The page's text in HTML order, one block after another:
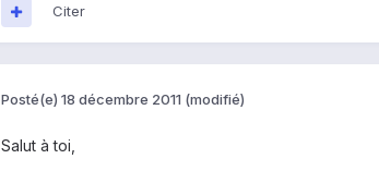
Citer
Posté(e) 18 décembre 2011 (modifié)
Salut à toi,